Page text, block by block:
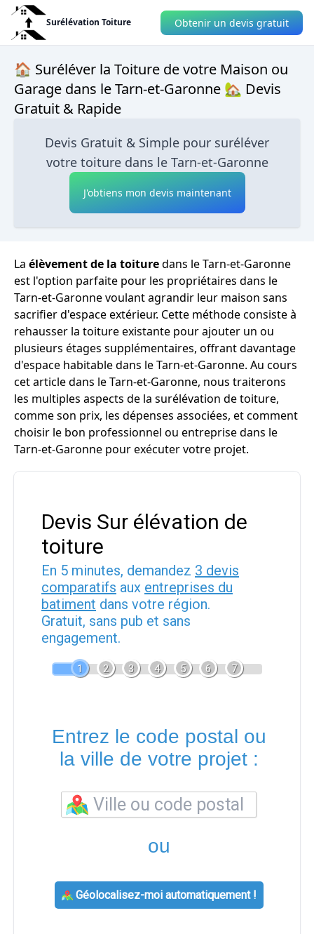
Surélévation Toiture Obtenir un devis gratuit
🏠 Suréléver la Toiture de votre Maison ou
Garage dans le Tarn-et-Garonne 🏡 Devis
Gratuit & Rapide
Devis Gratuit & Simple pour suréléver
votre toiture dans le Tarn-et-Garonne
J'obtiens mon devis maintenant
La élèvement de la toituredans le Tarn-et-Garonne
est l'option parfaite pour les propriétaires dans le
Tarn-et-Garonne voulant agrandir leur maison sans
sacrifier d'espace extérieur. Cette méthode consiste à
rehausser la toiture existante pour ajouter un ou
plusieurs étages supplémentaires, offrant davantage
d'espace habitable dans le Tarn-et-Garonne. Au cours
cet article dans le Tarn-et-Garonne, nous traiterons
les multiples aspects de la surélévation de toiture,
comme son prix, les dépenses associées, et comment
choisir le bon professionnel ou entreprise dans le
Tarn-et-Garonne pour exécuter votre projet.
Devis Sur élévation de
toiture
En 5 minutes, demandez 3 devis
comparatifs aux entreprises du
batiment dans votre région.
Gratuit, sans pub et sans
engagement.
1 2 3 4 5 6 7
Entrez le code postal ou
la ville de votre projet :
ou
Géolocalisez-moi automatiquement !